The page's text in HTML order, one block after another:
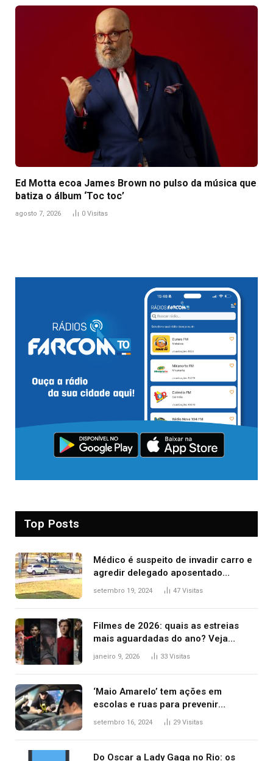
Ed Motta ecoa James Brown no pulso da música que
batiza o álbum ‘Toc toc’
agosto 7, 2026 0 Visitas
Top Posts
Médico é suspeito de invadir carro e
agredir delegado aposentado
durante confusão no trânsito
setembro 19, 2024 47 Visitas
Filmes de 2026: quais as estreias
mais aguardadas do ano? Veja
principais lançamentos do cinema
janeiro 9, 2026 33 Visitas
‘Maio Amarelo’ tem ações em
escolas e ruas para prevenir
acidentes no trânsito no AP
setembro 16, 2024 29 Visitas
Do Oscar a Lady Gaga no Rio: os